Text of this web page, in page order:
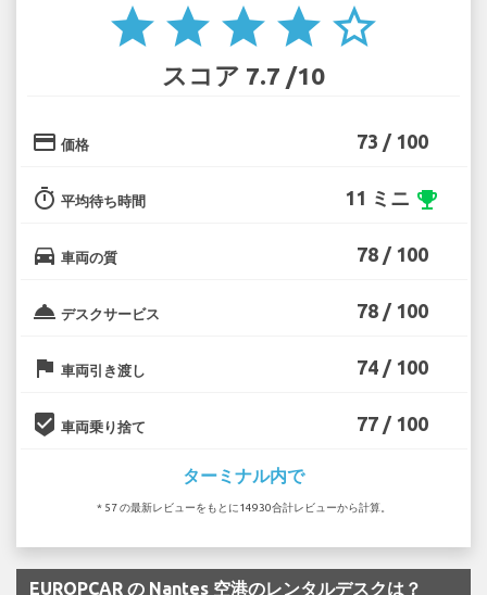
star star star star star_border
スコア 7.7 /10
credit_card 価格 73 / 100
timer 平均待ち時間 11 ミニ emoji_events
directions_car 車両の質 78 / 100
room_service デスクサービス 78 / 100
flag 車両引き渡し 74 / 100
beenhere 車両乗り捨て 77 / 100
ターミナル内で
* 57 の最新レビューをもとに14930合計レビューから計算。
EUROPCAR の Nantes 空港のレンタルデスクは？